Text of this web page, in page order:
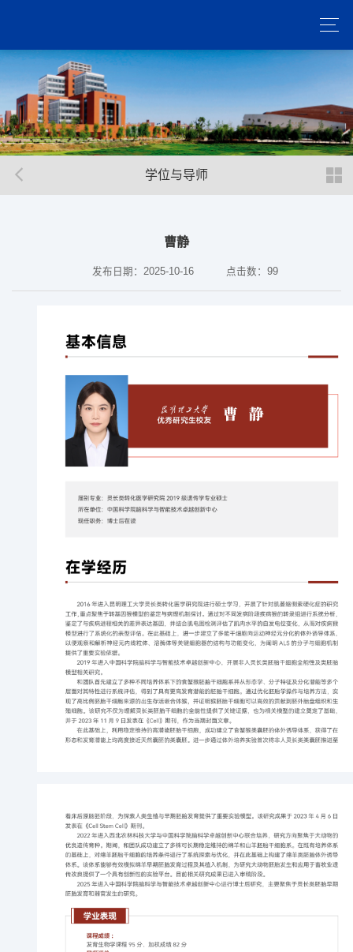
学位与导师
曹静
发布日期：2025-10-16 点击数：99